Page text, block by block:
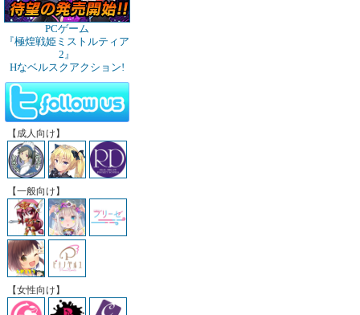
PCゲーム
『極煌戦姫ミストルティア
2』
Hなベルスクアクション!
【成人向け】
【一般向け】
【女性向け】